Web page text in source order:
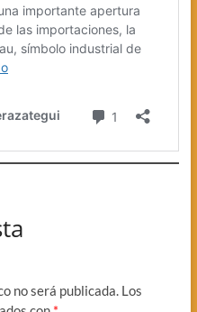
no será publicada. Los